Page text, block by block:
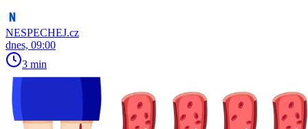
NESPECHEJ.cz
dnes, 09:00
3 min